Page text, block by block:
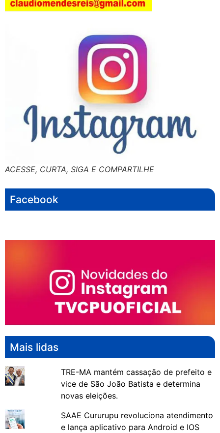
ACESSE, CURTA, SIGA E COMPARTILHE
Facebook
Mais lidas
TRE-MA mantém cassação de prefeito e
vice de São João Batista e determina
novas eleições.
SAAE Cururupu revoluciona atendimento
e lança aplicativo para Android e IOS